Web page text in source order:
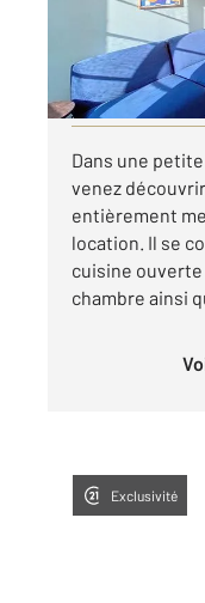
580 €
par mois charges
Visiter le site
Dans une
venez
entièrement
location. Il se
cuisine
chambre ainsi
Exclusivité